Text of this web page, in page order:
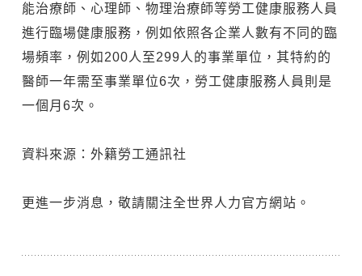
能治療師、心理師、物理治療師等勞工健康服務人員
進行臨場健康服務，例如依照各企業人數有不同的臨
場頻率，例如200人至299人的事業單位，其特約的
醫師一年需至事業單位6次，勞工健康服務人員則是
一個月6次。
資料來源：外籍勞工通訊社
更進一步消息，敬請關注全世界人力官方網站。